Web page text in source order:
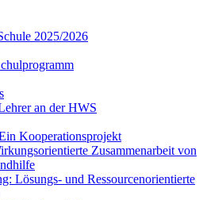
2025/2026
an der HWS
Kooperationsprojekt
Zusammenarbeit von
Lösungs- und Ressourcenorientierte